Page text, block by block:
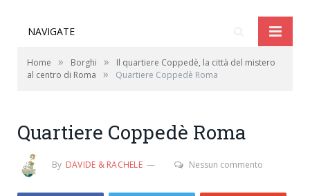
NAVIGATE
Home » Borghi »
Il quartiere Coppedè, la città del mistero
al centro di Roma
» Quartiere Coppedè Roma
Quartiere Coppedè Roma
By DAVIDE & RACHELE Nessun commento